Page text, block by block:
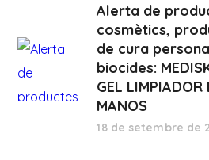
Alerta de
cosmètics,
de cura
biocides:
GEL LIMPIADOR
MANOS
18 de setembre de